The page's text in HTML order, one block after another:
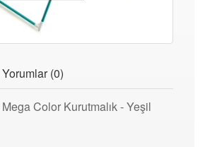
Yorumlar (0)
Color Kurutmalık - Yeşil